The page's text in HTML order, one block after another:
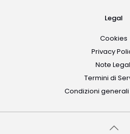
Legal
Cookies
Privacy
Note
Termini di
Condizioni